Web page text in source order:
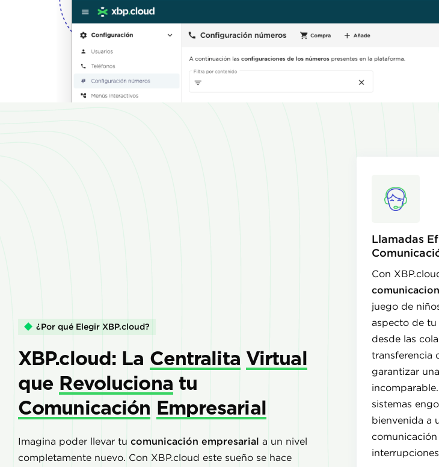
¿Por qué Elegir XBP.cloud?
XBP.cloud: La Centralita Virtual
que Revoluciona tu
Comunicación Empresarial
Imagina poder llevar tu comunicación empresarial a un nivel
completamente nuevo. Con XBP.cloud este sueño se hace
Llamadas
Con
juego de
aspecto de tu
desde las
transferencia
garantizar
sistemas
bienvenida a